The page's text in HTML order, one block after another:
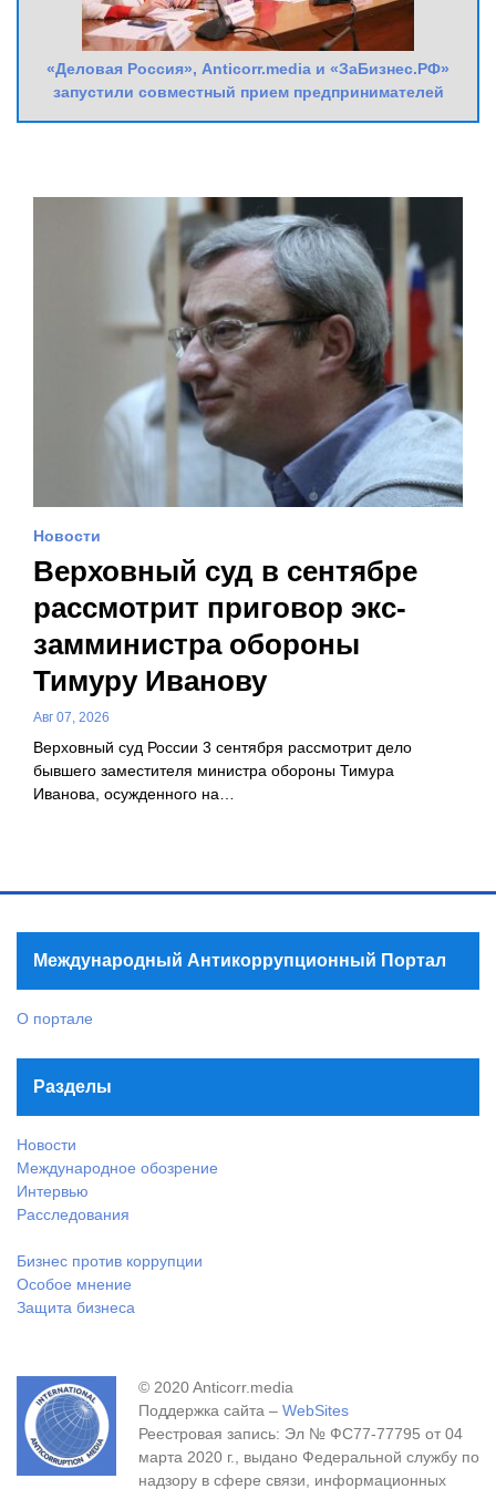
«Деловая Россия», Anticorr.media и «ЗаБизнес.РФ»
запустили совместный прием предпринимателей
Новости
Верховный суд в сентябре
рассмотрит приговор экс-
замминистра обороны
Тимуру Иванову
Авг 07, 2026
Верховный суд России 3 сентября рассмотрит дело
бывшего заместителя министра обороны Тимура
Иванова, осужденного на…
Международный Антикоррупционный Портал
О портале
Разделы
Новости
Международное обозрение
Интервью
Расследования
Бизнес против коррупции
Особое мнение
Защита бизнеса
© 2020 Anticorr.media
Поддержка сайта – WebSites
Реестровая запись: Эл № ФС77-77795 от 04
марта 2020 г., выдано Федеральной службу по
надзору в сфере связи, информационных